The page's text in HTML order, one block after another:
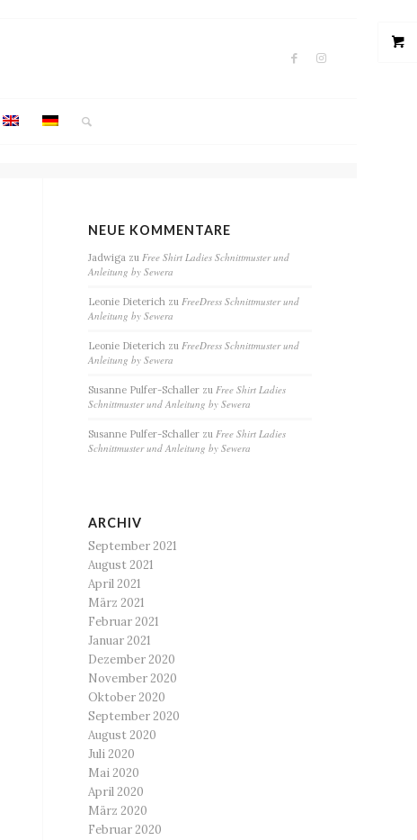
NEUE KOMMENTARE
Jadwiga zuFree Shirt Ladies Schnittmuster und
Anleitung by Sewera
Leonie Dieterich zuFreeDress Schnittmuster und
Anleitung by Sewera
Leonie Dieterich zuFreeDress Schnittmuster und
Anleitung by Sewera
Susanne Pulfer-Schaller zuFree Shirt Ladies
Schnittmuster und Anleitung by Sewera
Susanne Pulfer-Schaller zuFree Shirt Ladies
Schnittmuster und Anleitung by Sewera
ARCHIV
September 2021
August 2021
April 2021
März 2021
Februar 2021
Januar 2021
Dezember 2020
November 2020
Oktober 2020
September 2020
August 2020
Juli 2020
Mai 2020
April 2020
März 2020
Februar 2020